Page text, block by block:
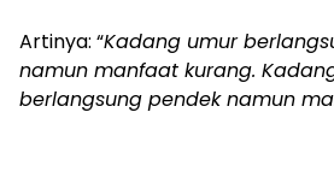
Artinya: “Kadang umur
namun manfaat kurang.
berlangsung pendek namun